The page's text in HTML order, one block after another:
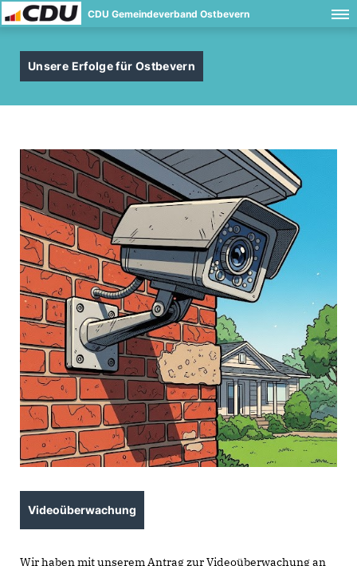
CDU Gemeindeverband Ostbevern
Unsere Erfolge für Ostbevern
Videoüberwachung
Wir haben mit unserem Antrag zur Videoüberwachung an